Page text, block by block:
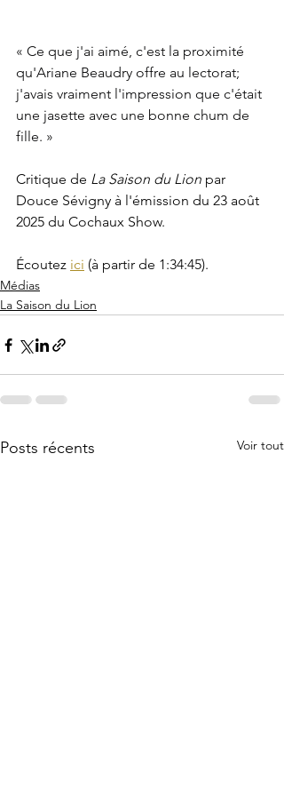
« Ce que j'ai aimé, c'est la proximité
qu'Ariane Beaudry offre au lectorat;
j'avais vraiment l'impression que c'était
une jasette avec une bonne chum de
fille. »
Critique de La Saison du Lion par
Douce Sévigny à l'émission du 23 août
2025 du Cochaux Show.
Écoutez ici (à partir de 1:34:45).
Médias
La Saison du Lion
Posts récents Voir tout